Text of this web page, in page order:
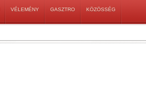
VÉLEMÉNY GASZTRO KÖZÖSSÉG